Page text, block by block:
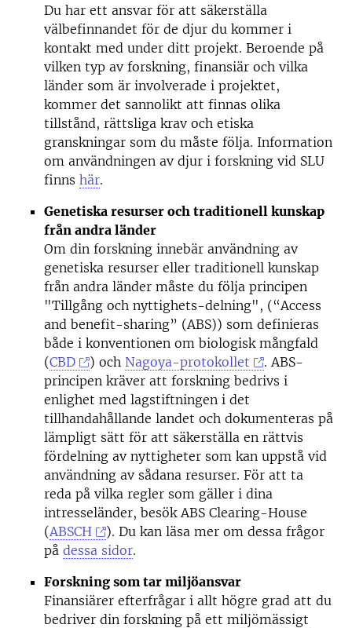
Du har ett ansvar för att säkerställa
välbefinnandet för de djur du kommer i
kontakt med under ditt projekt. Beroende på
vilken typ av forskning, finansiär och vilka
länder som är involverade i projektet,
kommer det sannolikt att finnas olika
tillstånd, rättsliga krav och etiska
granskningar som du måste följa. Information
om användningen av djur i forskning vid SLU
finns här.
Genetiska resurser och traditionell kunskap
från andra länder
Om din forskning innebär användning av
genetiska resurser eller traditionell kunskap
från andra länder måste du följa principen
"Tillgång och nyttighets-delning", (“Access
and benefit-sharing” (ABS)) som definieras
både i konventionen om biologisk mångfald
(CBD ) och Nagoya-protokollet
. ABS-
principen kräver att forskning bedrivs i
enlighet med lagstiftningen i det
tillhandahållande landet och dokumenteras på
lämpligt sätt för att säkerställa en rättvis
fördelning av nyttigheter som kan uppstå vid
användning av sådana resurser. För att ta
reda på vilka regler som gäller i dina
intresseländer, besök ABS Clearing-House
(ABSCH
). Du kan läsa mer om dessa frågor
på dessa sidor.
Forskning som tar miljöansvar
Finansiärer efterfrågar i allt högre grad att du
bedriver din forskning på ett miljömässigt